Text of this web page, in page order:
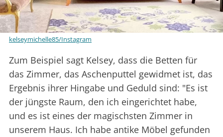
kelseymichelle85/Instagram
Zum Beispiel sagt Kelsey, dass die Betten für
das Zimmer, das Aschenputtel gewidmet ist, das
Ergebnis ihrer Hingabe und Geduld sind: "Es ist
der jüngste Raum, den ich eingerichtet habe,
und es ist eines der magischsten Zimmer in
unserem Haus. Ich habe antike Möbel gefunden